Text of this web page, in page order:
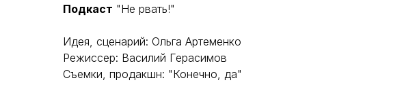
Подкаст "Не рвать!"
Идея, сценарий: Ольга Артеменко
Режиссер: Василий Герасимов
Съемки, продакшн: "Конечно, да"